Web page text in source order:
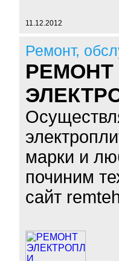
11.12.2012
Ремонт,
РЕМОНТ
марки и
починим
сайт